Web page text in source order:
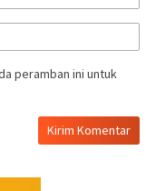
peramban ini untuk